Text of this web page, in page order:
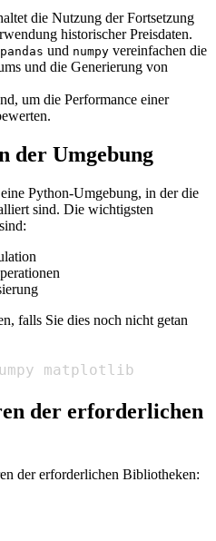
die Nutzung der Fortsetzung
historischer Preisdaten.
pandas und numpy vereinfachen die
und die Generierung von
um die Performance einer
der Umgebung
Python-Umgebung, in der die
sind. Die wichtigsten
falls Sie dies noch nicht getan
matplotlib
der erforderlichen
der erforderlichen Bibliotheken: